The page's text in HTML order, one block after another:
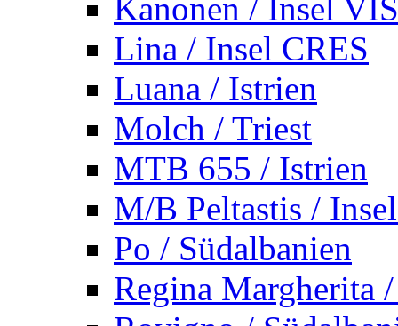
Kanonen / Insel VIS
Lina / Insel CRES
Luana / Istrien
Molch / Triest
MTB 655 / Istrien
M/B Peltastis /
Po / Südalbanien
Regina Margherita